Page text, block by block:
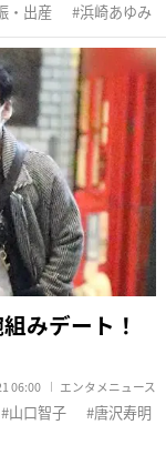
・出産 浜崎あゆみ
みデート！
06:00 エンタメニュース
山口智子 唐沢寿明